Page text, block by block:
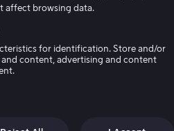
affect browsing data.
for identification. Store and/or
content, advertising and content